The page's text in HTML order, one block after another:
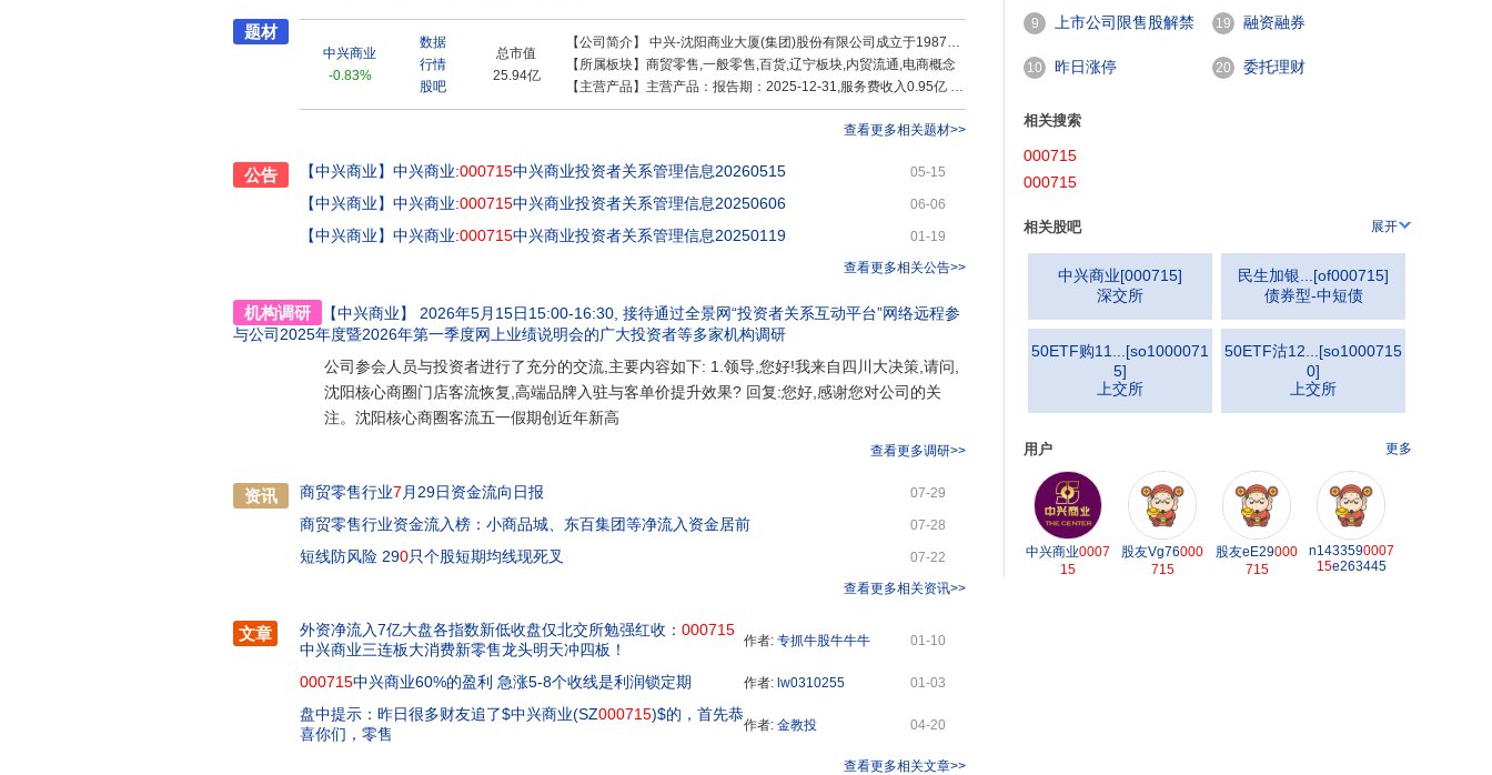
旅等系列活动深受社会各界青睐。
题材
中兴商业
-0.83%
数据
行情
股吧
总市值
25.94亿
【公司简介】 中兴-沈阳商业大厦(集团)股份有限公司成立于1987年,位于沈阳最繁华的商业区——太原街。1997年在深圳证券交易所主板上市,首开沈阳商业转制之先河;2000年完成二期扩建改造,在全市零售行业率先完成由传统百货向现代商业的成功跨越;2010年完成三期扩建改造,成为集商品销售
【所属板块】 商贸零售,一般零售,百货,辽宁板块,内贸流通,电商概念
【主营产品】 主营产品：报告期：2025-12-31,服务费收入0.95亿 ，占比12.76% ，利润0.9亿 ，占比21.27% ，毛利率94.36%；零售收入6.51亿 ，占比87.24% ，利润3.33亿 ，占比78.73% ，毛利率51.09%
查看更多相关题材>>
公告 【中兴商业】 中兴商业:000715中兴商业投资者关系管理信息20260515 05-15
【中兴商业】 中兴商业:000715中兴商业投资者关系管理信息20250606 06-06
【中兴商业】 中兴商业:000715中兴商业投资者关系管理信息20250119
01-19
查看更多相关公告>>
机构调研 【中兴商业】 2026年5月15日15:00-16:30 , 接待通过全景网“投资者关系互动平台”网络远程参
与公司2025年度暨2026年第一季度网上业绩说明会的广大投资者等多家机构调研
公司参会人员与投资者进行了充分的交流,主要内容如下: 1.领导,您好!我来自四川大决策,请问,
沈阳核心商圈门店客流恢复,高端品牌入驻与客单价提升效果? 回复:您好,感谢您对公司的关
注。沈阳核心商圈客流五一假期创近年新高
查看更多调研>>
资讯 商贸零售行业7 月29日资金流向日报 07-29
商贸零售行业资金流入榜：小商品城、东百集团等净流入资金居前 07-28
短线防风险 290只个股短期均线现死叉
07-22
查看更多相关资讯>>
文章 外资净流入7亿大盘各指数新低收盘仅北交所勉强红收： 000715
中兴商业三连板大消费新零售龙头明天冲四板！
作者: 专抓牛股牛牛牛 01-10
000715中兴商业60%的盈利 急涨5-8个收线是利润锁定期 作者: lw0310255 01-03
盘中提示：昨日很多财友追了$中兴商业(SZ000715)$的，首先恭
喜你们，零售
作者: 金教投 04-20
查看更多相关文章>>
9 上市公司限售股解禁
一览
10 昨日涨停
19 融资融券
20 委托理财
相关搜索
000715
000715
相关股吧 展开
中兴商业[000715]
深交所
民生加银... [of000715]
债券型-中短债
50ETF购11... [so1000071
5]
上交所
50ETF沽12... [so1000715
0]
上交所
用户 更多
中兴商业0007
15
股友Vg76000
715
股友eE29000
715
n1433590007
15e263445